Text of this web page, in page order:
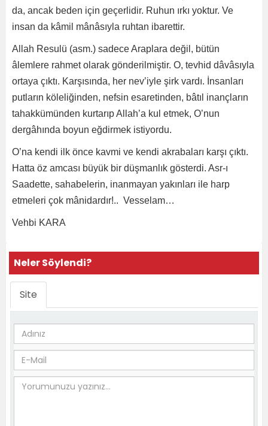
da, ancak beden için geçerlidir. Ruhun ırkı yoktur. Ve
insan da kâmil mânâsıyla ruhtan ibarettir.
Allah Resulü (asm.) sadece Araplara değil, bütün
âlemlere rahmet olarak gönderilmiştir. O, tevhid dâvâsıyla
ortaya çıktı. Karşısında, her nev’iyle şirk vardı. İnsanları
putların köleliğinden, nefsin esaretinden, bâtıl inançların
tahakkümünden kurtarıp Allah’a kul etmek, O’nun
dergâhında boyun eğdirmek istiyordu.
O’na kendi ilk önce kavmi ve kendi akrabaları karşı çıktı.
Hatta öz amcası büyük bir düşmanlık gösterdi. Asr-ı
Saadette, sahabelerin, inanmayan yakınları ile harp
etmeleri çok mânidardır!.. Vesselam…
Vehbi KARA
Neler Söylendi?
Site